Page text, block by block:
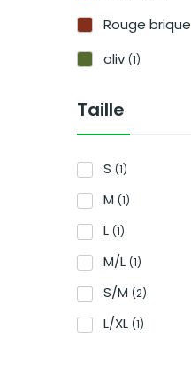
Rouge brique
oliv (1)
Taille
S (1)
M (1)
L (1)
M/L (1)
S/M (2)
L/XL (1)